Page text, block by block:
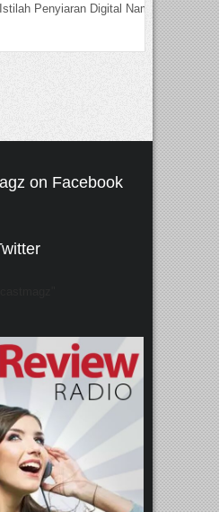
Penyiaran Digital Nama
on Facebook